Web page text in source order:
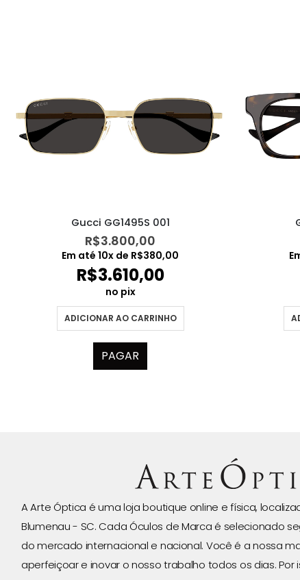
Gucci GG1495S 001
R$3.800,00
Em até 10x de R$380,00
R$3.610,00
no pix
ADICIONAR AO CARRINHO
PAGAR
A Arte Óptica é uma loja boutique online e física,
Blumenau - SC. Cada Óculos de Marca é selecionado
do mercado internacional e nacional. Você é a nossa
aperfeiçoar e inovar o nosso trabalho todos os dias. Por